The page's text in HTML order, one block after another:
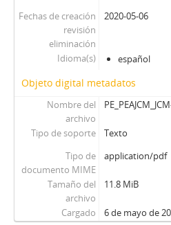
Fechas de creación
revisión
eliminación
2020-05-06
Idioma(s) español
Objeto digital metadatos
Nombre del
archivo
Tipo de soporte
Texto
Tipo de
documento MIME
application/pdf
Tamaño del
archivo
11.8 MiB
Cargado 6 de mayo de